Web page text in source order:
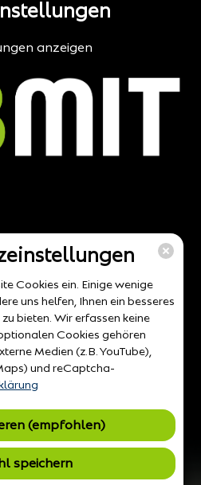
anzeigen
Cookies ein. Einige wenige
uns helfen, Ihnen ein besseres
bieten. Wir erfassen keine
Cookies gehören
Medien (z.B. YouTube),
und reCaptcha-
(empfohlen)
speichern